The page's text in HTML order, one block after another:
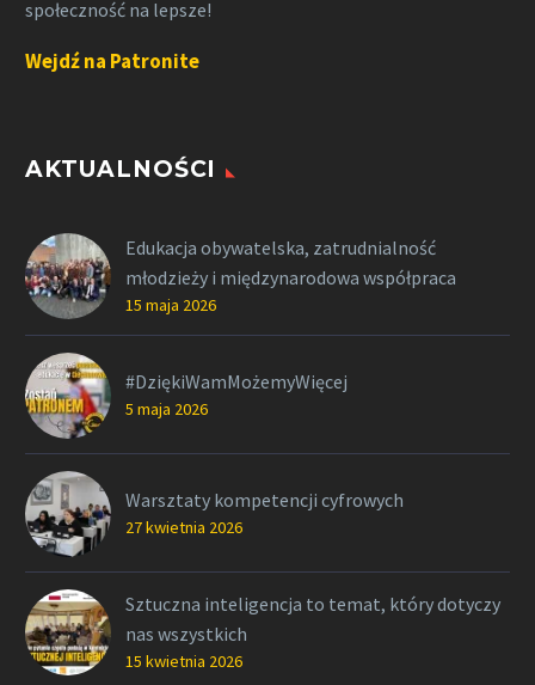
społeczność na lepsze!
Wejdź na Patronite
AKTUALNOŚCI
Edukacja obywatelska, zatrudnialność
młodzieży i międzynarodowa współpraca
15 maja 2026
#DziękiWamMożemyWięcej
5 maja 2026
Warsztaty kompetencji cyfrowych
27 kwietnia 2026
Sztuczna inteligencja to temat, który dotyczy
nas wszystkich
15 kwietnia 2026